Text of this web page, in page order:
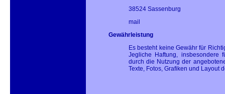
38524 Sassenburg
mail
Gewährleistung
Es besteht keine Gewähr für
Jegliche Haftung, insbesondere
durch die Nutzung der
Texte, Fotos, Grafiken und Layout